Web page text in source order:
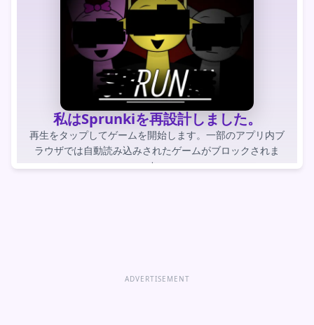
私はSprunkiを再設計しました。
再生をタップしてゲームを開始します。一部のアプリ内ブ
ラウザでは自動読み込みされたゲームがブロックされま
す。
ADVERTISEMENT